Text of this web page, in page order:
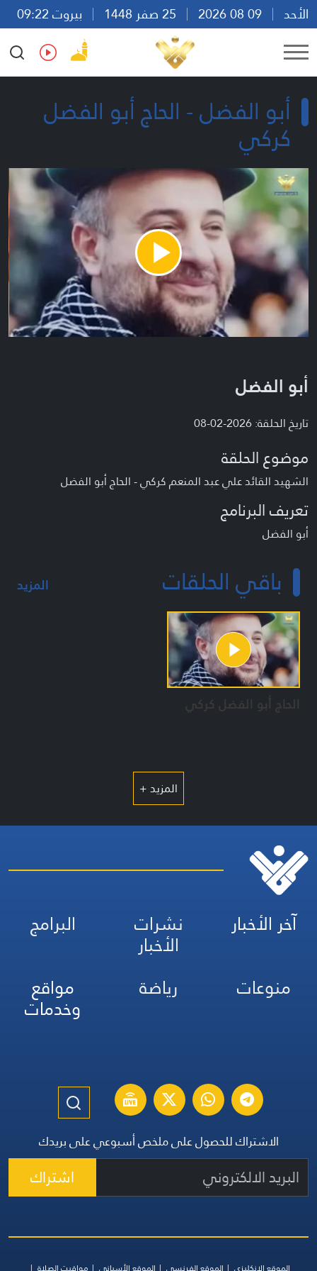
الأحد
بيروت 09:22
Ar
En Fr Es
أبو الفضل - الحاج أبو الفضل
كركي
Play
Video
أبو الفضل
تاريخ الحلقة: 2026-02-08
موضوع الحلقة
الشهيد القائد علي عبد المنعم كركي - الحاج أبو الفضل
تعريف البرنامج
أبو الفضل
باقي الحلقات المزيد
الحاج أبو الفضل كركي
المزيد +
آخر الأخبار نشرات
الأخبار
البرامج
منوعات
رياضة مواقع
وخدمات
الاشتراك للحصول على ملخص أسبوعي على بريدك
اشتراك
الموقع الإنكليزي الموقع الفرنسي الموقع الأسباني مواقيت الصلاة